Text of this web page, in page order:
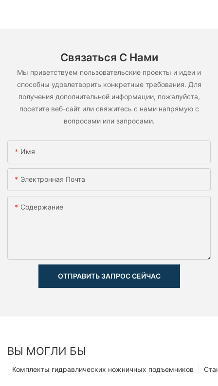
Связаться С Нами
Мы приветствуем пользовательские проекты и идеи и
способны удовлетворить конкретные требования. Для
получения дополнительной информации, пожалуйста,
посетите веб-сайт или свяжитесь с нами напрямую с
вопросами или запросами.
Имя
Электронная Почта
Содержание
ОТПРАВИТЬ ЗАПРОС СЕЙЧАС
ВЫ МОГЛИ БЫ
Комплекты гидравлических ножничных подъемников